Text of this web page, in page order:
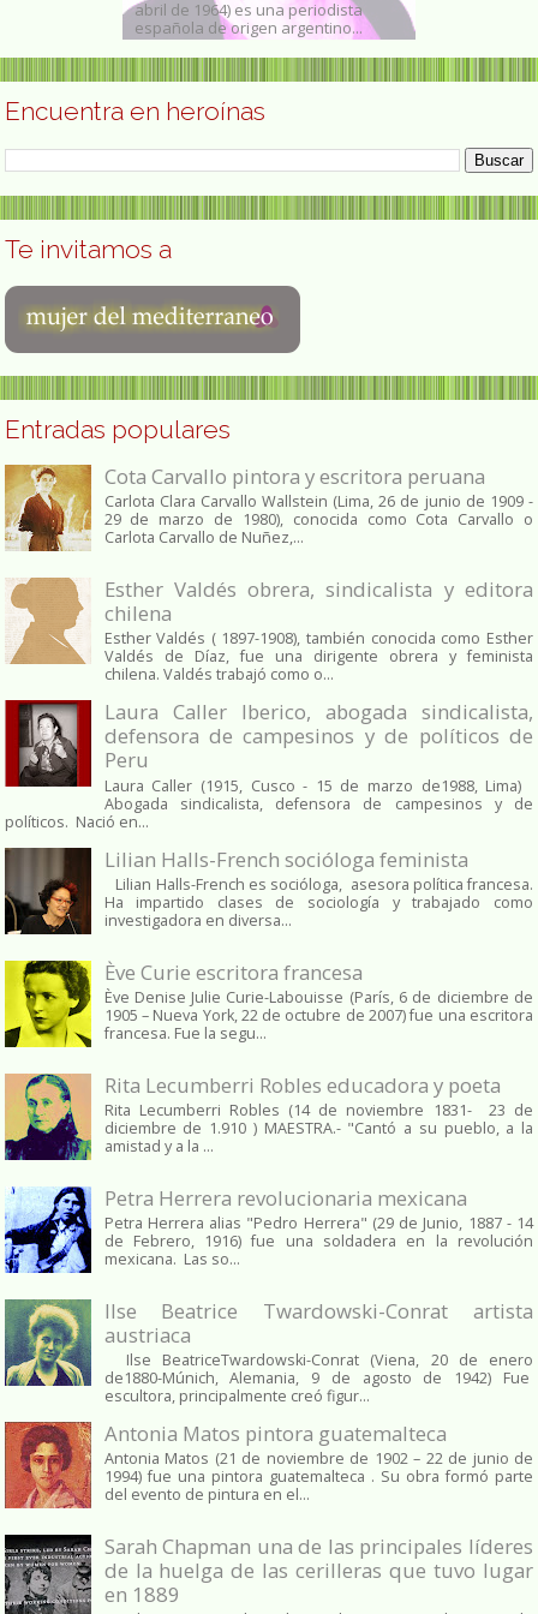
abril de 1964) es una periodista
española de origen argentino...
Encuentra en heroínas
Te invitamos a
Entradas populares
Cota Carvallo pintora y escritora peruana
Carlota Clara Carvallo Wallstein (Lima, 26 de junio de 1909 -
29 de marzo de 1980), conocida como Cota Carvallo o
Carlota Carvallo de Nuñez,...
Esther Valdés obrera, sindicalista y editora
chilena
Esther Valdés ( 1897-1908), también conocida como Esther
Valdés de Díaz, fue una dirigente obrera y feminista
chilena. Valdés trabajó como o...
Laura Caller Iberico, abogada sindicalista,
defensora de campesinos y de políticos de
Peru
Laura Caller (1915, Cusco - 15 de marzo de1988, Lima)
Abogada sindicalista, defensora de campesinos y de
políticos. Nació en...
Lilian Halls-French socióloga feminista
Lilian Halls-French es socióloga, asesora política francesa.
Ha impartido clases de sociología y trabajado como
investigadora en diversa...
Ève Curie escritora francesa
Ève Denise Julie Curie-Labouisse (París, 6 de diciembre de
1905 – Nueva York, 22 de octubre de 2007) fue una escritora
francesa. Fue la segu...
Rita Lecumberri Robles educadora y poeta
Rita Lecumberri Robles (14 de noviembre 1831- 23 de
diciembre de 1.910 ) MAESTRA.- "Cantó a su pueblo, a la
amistad y a la ...
Petra Herrera revolucionaria mexicana
Petra Herrera alias "Pedro Herrera" (29 de Junio, 1887 - 14
de Febrero, 1916) fue una soldadera en la revolución
mexicana. Las so...
Ilse Beatrice Twardowski-Conrat artista
austriaca
Ilse BeatriceTwardowski-Conrat (Viena, 20 de enero
de1880-Múnich, Alemania, 9 de agosto de 1942) Fue
escultora, principalmente creó figur...
Antonia Matos pintora guatemalteca
Antonia Matos (21 de noviembre de 1902 – 22 de junio de
1994) fue una pintora guatemalteca . Su obra formó parte
del evento de pintura en el...
Sarah Chapman una de las principales líderes
de la huelga de las cerilleras que tuvo lugar
en 1889